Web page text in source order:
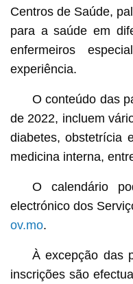
Centros de Saúde,
para a saúde em
enfermeiros
experiência.
O conteúdo das
de 2022, incluem
diabetes, obstetrícia
medicina interna,
O calendário
electrónico dos
ov.mo.
À excepção das
inscrições são